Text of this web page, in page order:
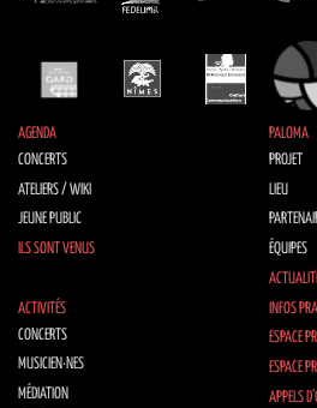
AGENDA
CONCERTS
ATELIERS / WIKI
JEUNE PUBLIC
ILS SONT VENUS
PALOMA
PROJET
LIEU
ÉQUIPES
ACTIVITÉS
CONCERTS
MUSICIEN·NES
MÉDIATION
INFOS
ESPACE
ESPACE
APPELS